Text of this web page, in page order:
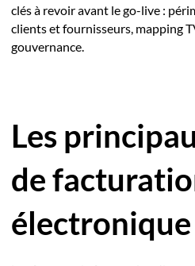
clés à revoir avant le go-live :
clients et fournisseurs, mapping
gouvernance.
Les
de
électronique